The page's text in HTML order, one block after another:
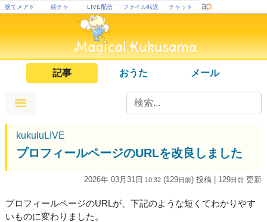
捨てメアド 絵チャ LIVE配信 ファイル転送 チャット
記事 おうた メール
kukuluLIVE
プロフィールページのURLを改良しました
2026年 03月31日 10:32 (129日前) 投稿 | 129日前 更新
プロフィールページのURLが、下記のような短くてわかりやす
いものに変わりました。